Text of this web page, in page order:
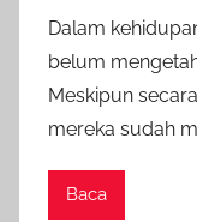
Dalam
belum
Meskipun
mereka sudah
Baca